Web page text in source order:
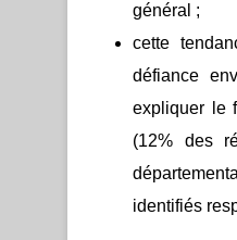
général ;
cette
défiance
expliquer le
(12% des
identifiés